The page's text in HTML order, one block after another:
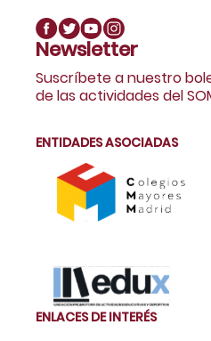
Newsletter
Suscríbete a nuestro
de las actividades del
ENTIDADES ASOCIADAS
ENLACES DE INTERÉS